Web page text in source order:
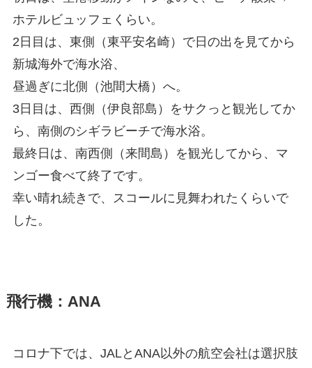
ホテルビュッフェくらい。
2日目は、東側（東平安名崎）で日の出を見てから
新城海外で海水浴、
昼過ぎに北側（池間大橋）へ。
3日目は、西側（伊良部島）をサクっと観光してか
ら、南側のシギラビーチで海水浴。
最終日は、南西側（来間島）を観光してから、マ
ンゴー食べて終了です。
幸い晴れ続きで、スコールに見舞われたくらいで
した。
飛行機：ANA
コロナ下では、JALとANA以外の航空会社は選択肢